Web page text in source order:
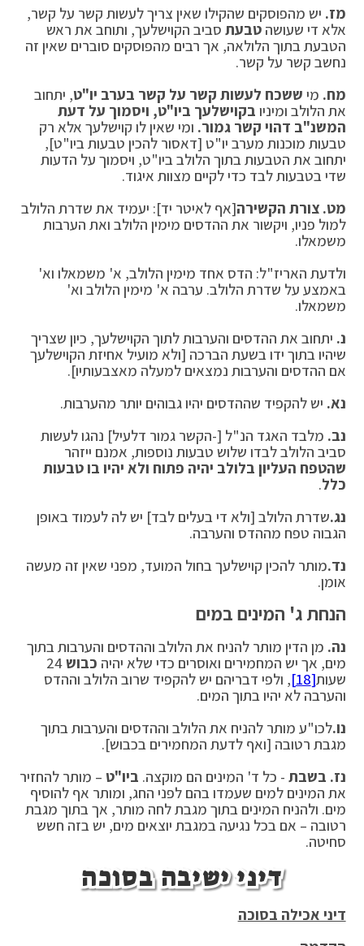
מז. יש מהפוסקים שהקילו שאין צריך לעשות קשר על קשר,
אלא די שעושהטבעת סביב הקוישלעך, ותוחב את ראש
הטבעת בתוך הלולאה, אך רבים מהפוסקים סוברים שאין זה
נחשב קשר על קשר.
מח. מי ששכח לעשות קשר על קשר בערב יו"ט, יתחוב
את הלולב ומיניו בקוישלעך ביו"ט, ויסמוך על דעת
המשנ"ב דהוי קשר גמור. ומי שאין לו קוישלעך אלא רק
טבעות מוכנות מערב יו"ט [דאסור להכין טבעות ביו"ט],
יתחוב את הטבעות בתוך הלולב ביו"ט, ויסמוך על הדעות
שדי בטבעות לבד כדי לקיים מצוות איגוד.
מט. צורת הקשירה[אף לאיטר יד]: יעמיד את שדרת הלולב
למול פניו, ויקשור את ההדסים מימין הלולב ואת הערבות
משמאלו.
ולדעת האריז"ל: הדס אחד מימין הלולב, א' משמאלו וא'
באמצע על שדרת הלולב. ערבה א' מימין הלולב וא'
משמאלו.
נ. יתחוב את ההדסים והערבות לתוך הקוישלעך, כיון שצריך
שיהיו בתוך ידו בשעת הברכה [ולא מועיל אחיזת הקוישלעך
אם ההדסים והערבות נמצאים למעלה מאצבעותיו].
נא. יש להקפיד שההדסים יהיו גבוהים יותר מהערבות.
נב. מלבד האגד הנ"ל [-הקשר גמור דלעיל] נהגו לעשות
סביב הלולב לבדו שלוש טבעות נוספות, אמנם ייזהר
שהטפח העליון בלולב יהיה פתוח ולא יהיו בו טבעות
כלל.
נג.שדרת הלולב [ולא די בעלים לבד] יש לה לעמוד באופן
הגבוה טפח מההדס והערבה.
נד.מותר להכין קוישלעך בחול המועד, מפני שאין זה מעשה
אומן.
הנחת ג' המינים במים
נה. מן הדין מותר להניח את הלולב וההדסים והערבות בתוך
מים, אך יש המחמירים ואוסרים כדי שלא יהיה כבוש24
שעות[18]
, ולפי דבריהם יש להקפיד שרוב הלולב וההדס
והערבה לא יהיו בתוך המים.
נו.לכו"ע מותר להניח את הלולב וההדסים והערבות בתוך
מגבת רטובה [ואף לדעת המחמירים בכבוש].
נז. בשבת - כל ד' המינים הם מוקצה. ביו"ט – מותר להחזיר
את המינים למים שעמדו בהם לפני החג, ומותר אף להוסיף
מים. ולהניח המינים בתוך מגבת לחה מותר, אך בתוך מגבת
רטובה – אם בכל נגיעה במגבת יוצאים מים, יש בזה חשש
סחיטה.
דיני ישיבה בסוכה
דיני אכילה בסוכה